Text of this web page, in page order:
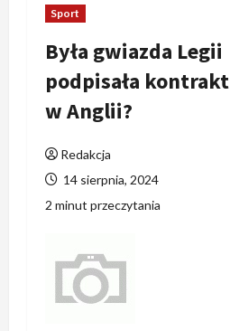
Sport
Była gwiazda Legii
podpisała kontrakt
w Anglii?
Redakcja
14 sierpnia, 2024
2 minut przeczytania